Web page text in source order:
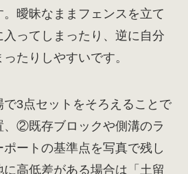
曖昧なままフェンスを立て
ってしまったり、逆に自分
たりしやすいです。
3点セットをそろえることで
②既存ブロックや側溝のラ
ートの基準点を写真で残し
高低差がある場合は「土留